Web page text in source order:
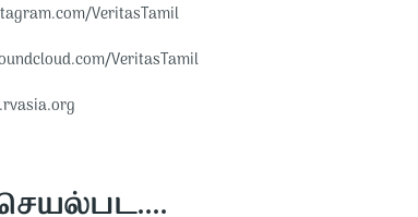
VeritasTamil​​
VeritasTamil​​
செயல்பட....